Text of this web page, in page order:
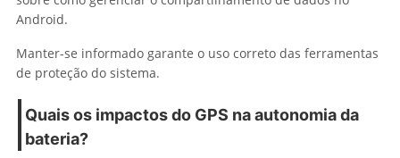
Android.
Manter-se informado garante o uso correto das ferramentas
de proteção do sistema.
Quais os impactos do GPS na autonomia da
bateria?